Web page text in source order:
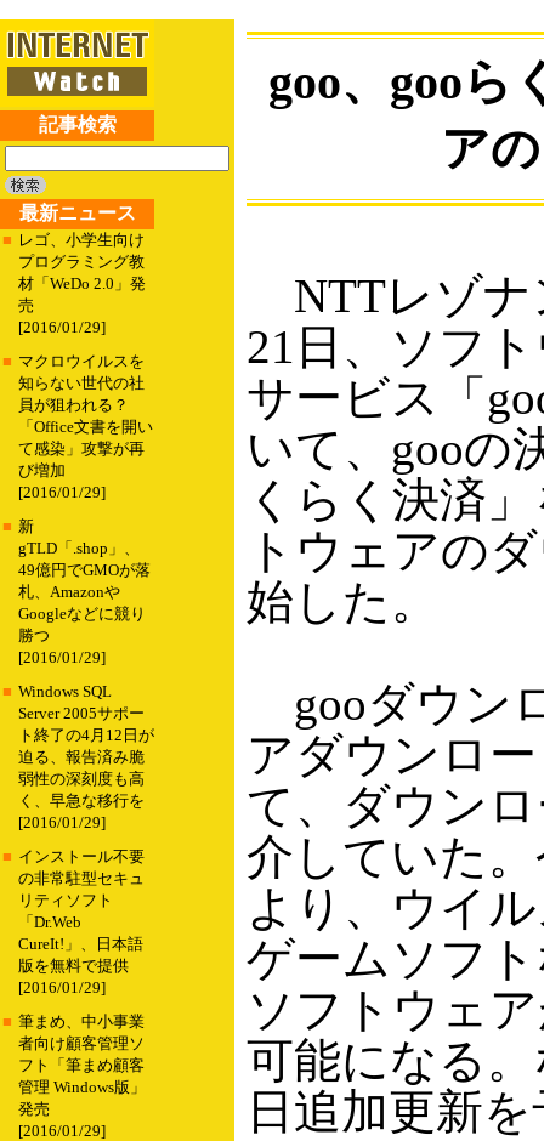
記事検索
最新ニュース
■ レゴ、小学生向け
プログラミング教
材「WeDo 2.0」発
売
[2016/01/29]
■ マクロウイルスを
知らない世代の社
員が狙われる？
「Office文書を開い
て感染」攻撃が再
び増加
[2016/01/29]
■ 新
gTLD「.shop」、
49億円でGMOが落
札、Amazonや
Googleなどに競り
勝つ
[2016/01/29]
■ Windows SQL
Server 2005サポー
ト終了の4月12日が
迫る、報告済み脆
弱性の深刻度も高
く、早急な移行を
[2016/01/29]
■ インストール不要
の非常駐型セキュ
リティソフト
「Dr.Web
CureIt!」、日本語
版を無料で提供
[2016/01/29]
■ 筆まめ、中小事業
者向け顧客管理ソ
フト「筆まめ顧客
管理 Windows版」
発売
[2016/01/29]
goo、gooら
ア
NTTレゾナ
21日、ソフ
サービス「
いて、gooの
くらく決済
トウェアの
始した。
gooダウン
アダウンロ
て、ダウン
介していた
より、ウイ
ゲームソフ
ソフトウェ
可能になる
日追加更新